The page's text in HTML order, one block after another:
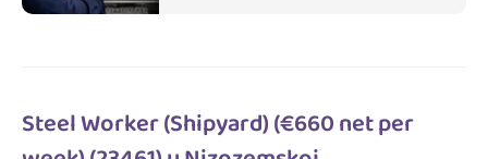
Steel Worker (Shipyard) (€660 net per